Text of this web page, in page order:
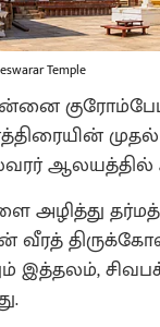
Temple
அழித்து
வீரத்
இத்தலம்,